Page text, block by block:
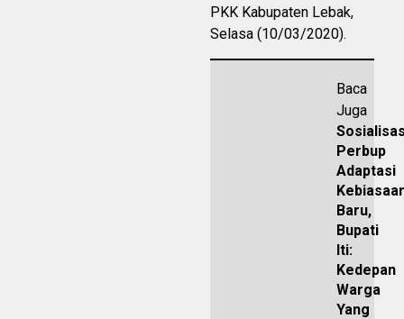
PKK Kabupaten Lebak,
Selasa (10/03/2020).
Baca
Juga
Perbup
Adaptasi
Baru,
Bupati
Iti:
Kedepan
Warga
Yang